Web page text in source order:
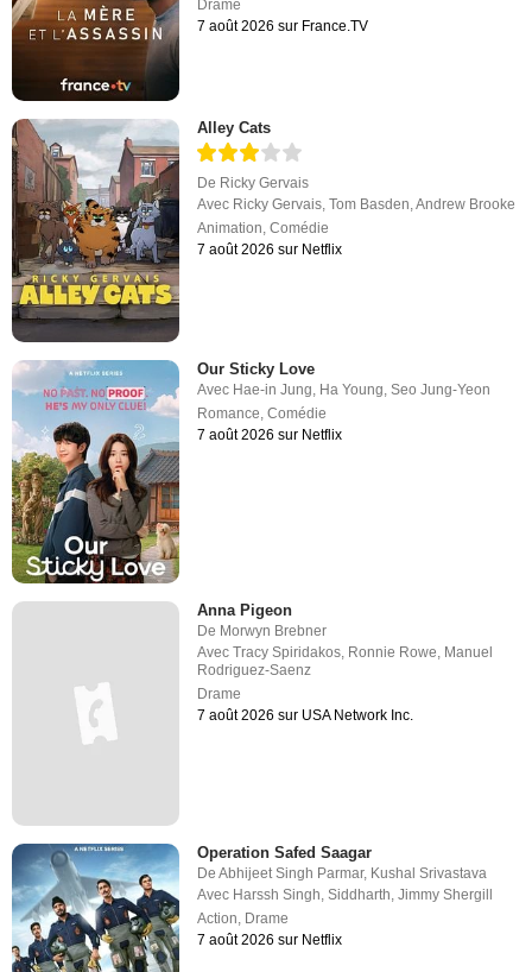
Drame
7 août 2026 sur France.TV
Alley Cats
De Ricky Gervais
Avec Ricky Gervais,Tom Basden,Andrew Brooke
Animation,Comédie
7 août 2026 sur Netflix
Our Sticky Love
Avec Hae-in Jung, Ha Young,Seo Jung-Yeon
Romance,Comédie
7 août 2026 sur Netflix
Anna Pigeon
De Morwyn Brebner
AvecTracy Spiridakos, Ronnie Rowe, Manuel
Rodriguez-Saenz
Drame
7 août 2026 sur USA Network Inc.
Operation Safed Saagar
DeAbhijeet Singh Parmar, Kushal Srivastava
Avec Harssh Singh ,Siddharth ,Jimmy Shergill
Action Drame
7 août 2026 sur Netflix